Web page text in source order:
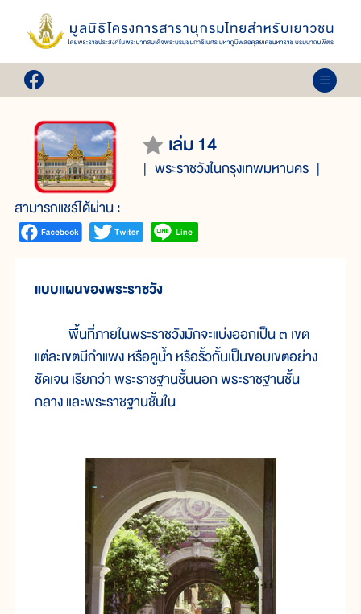
เล่ม 14
พระราชวังในกรุงเทพมหานคร
สามารถแชร์ได้ผ่าน :
แบบแผนของพระราชวัง
พื้นที่ภายในพระราชวังมักจะแบ่งออกเป็น ๓ เขต
แต่ละเขตมีกำแพง หรือคูน้ำ หรือรั้วกั้นเป็นขอบเขตอย่าง
ชัดเจน เรียกว่า พระราชฐานชั้นนอก พระราชฐานชั้น
กลาง และพระราชฐานชั้นใน